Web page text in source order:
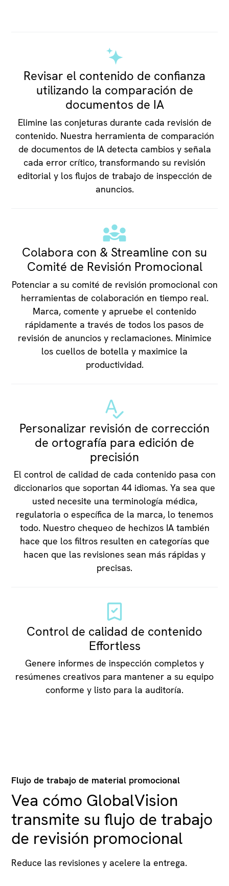
Revisar el contenido de confianza
utilizando la comparación de
documentos de IA
Elimine las conjeturas durante cada revisión de
contenido. Nuestra herramienta de comparación
de documentos de IA detecta cambios y señala
cada error crítico, transformando su revisión
editorial y los flujos de trabajo de inspección de
anuncios.
Colabora con & Streamline con su
Comité de Revisión Promocional
Potenciar a su comité de revisión promocional con
herramientas de colaboración en tiempo real.
Marca, comente y apruebe el contenido
rápidamente a través de todos los pasos de
revisión de anuncios y reclamaciones. Minimice
los cuellos de botella y maximice la
productividad.
Personalizar revisión de corrección
de ortografía para edición de
precisión
El control de calidad de cada contenido pasa con
diccionarios que soportan 44 idiomas. Ya sea que
usted necesite una terminología médica,
regulatoria o específica de la marca, lo tenemos
todo. Nuestro chequeo de hechizos IA también
hace que los filtros resulten en categorías que
hacen que las revisiones sean más rápidas y
precisas.
Control de calidad de contenido
Effortless
Genere informes de inspección completos y
resúmenes creativos para mantener a su equipo
conforme y listo para la auditoría.
Flujo de trabajo de material promocional
Vea cómo GlobalVision
transmite su flujo de trabajo
de revisión promocional
Reduce las revisiones y acelere la entrega.